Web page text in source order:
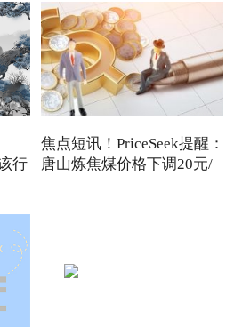
行
焦点短讯！PriceSeek提醒：
唐山炼焦煤价格下调20元/